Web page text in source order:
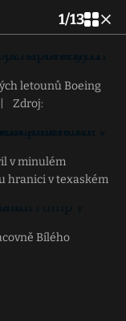
1/13
letounů Boeing
Zdroj:
v minulém
hranici v texaském
Bílého